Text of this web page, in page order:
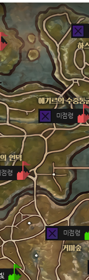
미점령
점령
미점령